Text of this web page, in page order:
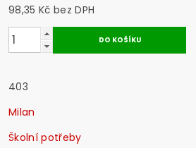
98,35 Kč bez DPH
403
Milan
Školní potřeby